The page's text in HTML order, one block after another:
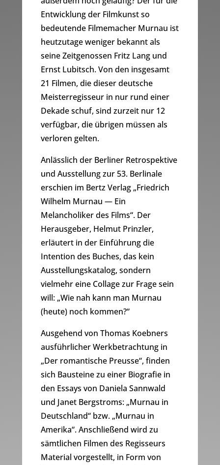
Entwicklung der Filmkunst so
bedeutende Filmemacher Murnau ist
heutzutage weniger bekannt als
seine Zeitgenossen Fritz Lang und
Ernst Lubitsch. Von den insgesamt
21 Filmen, die dieser deutsche
Meisterregisseur in nur rund einer
Dekade schuf, sind zurzeit nur 12
verfügbar, die übrigen müssen als
verloren gelten.
Anlässlich der Berliner Retrospektive
und Ausstellung zur 53. Berlinale
erschien im Bertz Verlag „Friedrich
Wilhelm Murnau — Ein
Melancholiker des Films“. Der
Herausgeber, Helmut Prinzler,
erläutert in der Einführung die
Intention des Buches, das kein
Ausstellungskatalog, sondern
vielmehr eine Collage zur Frage sein
will: „Wie nah kann man Murnau
(heute) noch kommen?“
Ausgehend von Thomas Koebners
ausführlicher Werkbetrachtung in
„Der romantische Preusse“, finden
sich Bausteine zu einer Biografie in
den Essays von Daniela Sannwald
und Janet Bergstroms: „Murnau in
Deutschland“ bzw. „Murnau in
Amerika“. Anschließend wird zu
sämtlichen Filmen des Regisseurs
Material vorgestellt, in Form von